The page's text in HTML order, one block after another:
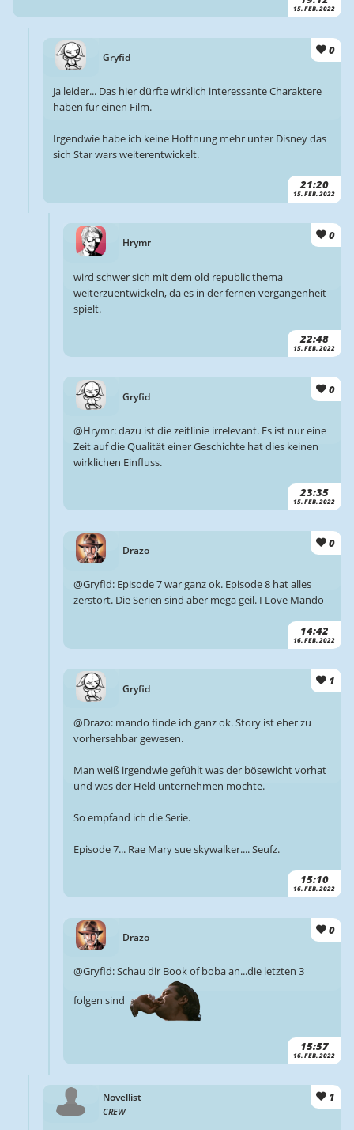
15. FEB. 2022
Gryfid
0
21:20
15. FEB. 2022
Ja leider... Das hier dürfte wirklich interessante Charaktere
haben für einen Film.
Irgendwie habe ich keine Hoffnung mehr unter Disney das
sich Star wars weiterentwickelt.
Hrymr
0
22:48
15. FEB. 2022
wird schwer sich mit dem old republic thema
weiterzuentwickeln, da es in der fernen vergangenheit
spielt.
Gryfid
0
23:35
15. FEB. 2022
@Hrymr: dazu ist die zeitlinie irrelevant. Es ist nur eine
Zeit auf die Qualität einer Geschichte hat dies keinen
wirklichen Einfluss.
Drazo
0
14:42
16. FEB. 2022
@Gryfid: Episode 7 war ganz ok. Episode 8 hat alles
zerstört. Die Serien sind aber mega geil. I Love Mando
Gryfid
1
15:10
16. FEB. 2022
@Drazo: mando finde ich ganz ok. Story ist eher zu
vorhersehbar gewesen.
Man weiß irgendwie gefühlt was der bösewicht vorhat
und was der Held unternehmen möchte.
So empfand ich die Serie.
Episode 7... Rae Mary sue skywalker.... Seufz.
Drazo
0
15:57
16. FEB. 2022
@Gryfid: Schau dir Book of boba an...die letzten 3
folgen sind
Novellist
CREW
1